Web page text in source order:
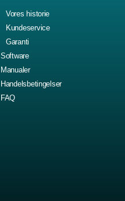
Vores historie
Kundeservice
Garanti
Software
Manualer
Handelsbetingelser
FAQ